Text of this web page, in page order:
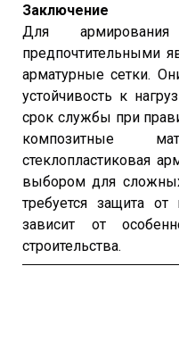
Заключение
Для
предпочтительными
арматурные сетки.
устойчивость к
срок службы при
композитные
стеклопластиковая
выбором для
требуется защита
зависит от
строительства.